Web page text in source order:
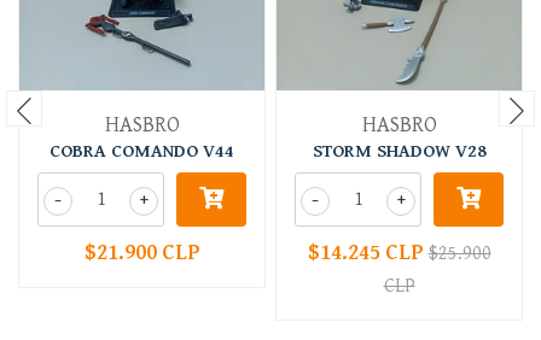
HASBRO
COBRA COMANDO V44
+
-
$21.900 CLP
HASBRO
STORM SHADOW V28
+
-
$14.245 CLP$25.900
CLP